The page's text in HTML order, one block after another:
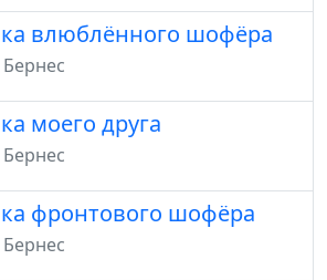
влюблённого шофёра
моего друга
фронтового шофёра